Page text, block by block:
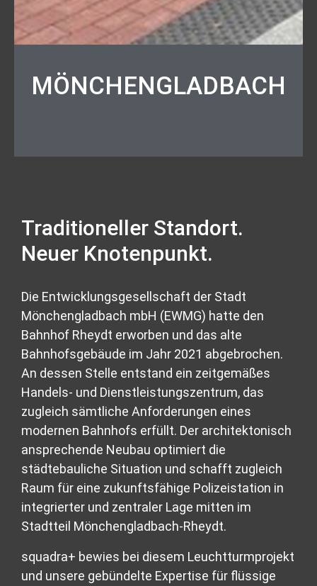
MÖNCHENGLADBACH
Traditioneller Standort.
Neuer Knotenpunkt.
Die Entwicklungsgesellschaft der Stadt
Mönchengladbach mbH (EWMG) hatte den
Bahnhof Rheydt erworben und das alte
Bahnhofsgebäude im Jahr 2021 abgebrochen.
An dessen Stelle entstand ein zeitgemäßes
Handels- und Dienstleistungszentrum, das
zugleich sämtliche Anforderungen eines
modernen Bahnhofs erfüllt. Der architektonisch
ansprechende Neubau optimiert die
städtebauliche Situation und schafft zugleich
Raum für eine zukunftsfähige Polizeistation in
integrierter und zentraler Lage mitten im
Stadtteil Mönchengladbach-Rheydt.
squadra+ bewies bei diesem Leuchtturmprojekt
und unsere gebündelte Expertise für flüssige